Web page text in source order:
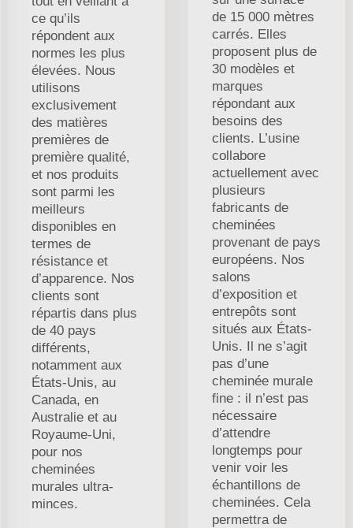
ce qu’ils
répondent aux
normes les plus
élevées. Nous
utilisons
exclusivement
des matières
premières de
première qualité,
et nos produits
sont parmi les
meilleurs
disponibles en
termes de
résistance et
d’apparence. Nos
clients sont
répartis dans plus
de 40 pays
différents,
notamment aux
États-Unis, au
Canada, en
Australie et au
Royaume-Uni,
pour nos
cheminées
murales ultra-
minces.
de 15 000 mètres
carrés. Elles
proposent plus de
30 modèles et
marques
répondant aux
besoins des
clients. L’usine
collabore
actuellement avec
plusieurs
fabricants de
cheminées
provenant de pays
européens. Nos
salons
d’exposition et
entrepôts sont
situés aux États-
Unis. Il ne s’agit
pas d’une
cheminée murale
fine : il n’est pas
nécessaire
d’attendre
longtemps pour
venir voir les
échantillons de
cheminées. Cela
permettra de